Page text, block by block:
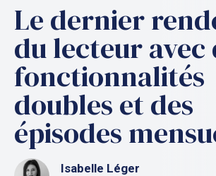
Le dernier
du lecteur avec
fonctionnalités
doubles et des
épisodes
Isabelle Léger